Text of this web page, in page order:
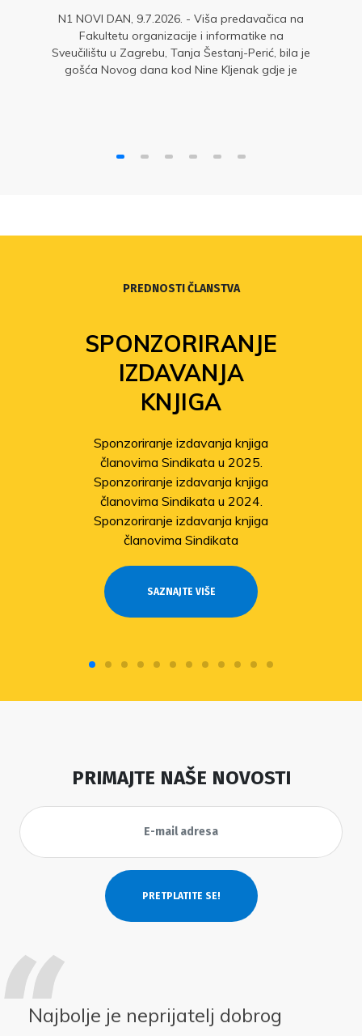
N1 NOVI DAN, 9.7.2026. - Viša predavačica na
Fakultetu organizacije i informatike na
Sveučilištu u Zagrebu, Tanja Šestanj-Perić, bila je
gošća Novog dana kod Nine Kljenak gdje je
PREDNOSTI ČLANSTVA
SPONZORIRANJE
IZDAVANJA
KNJIGA
Sponzoriranje izdavanja knjiga
članovima Sindikata u 2025.
Sponzoriranje izdavanja knjiga
članovima Sindikata u 2024.
Sponzoriranje izdavanja knjiga
članovima Sindikata
SAZNAJTE VIŠE
PRIMAJTE NAŠE NOVOSTI
Najbolje je neprijatelj dobrog